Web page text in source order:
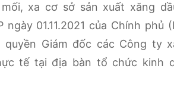
xa cơ sở sản xuất xăng
01.11.2021 của Chính phủ
quyền Giám đốc các Công ty
tế tại địa bàn tổ chức kinh